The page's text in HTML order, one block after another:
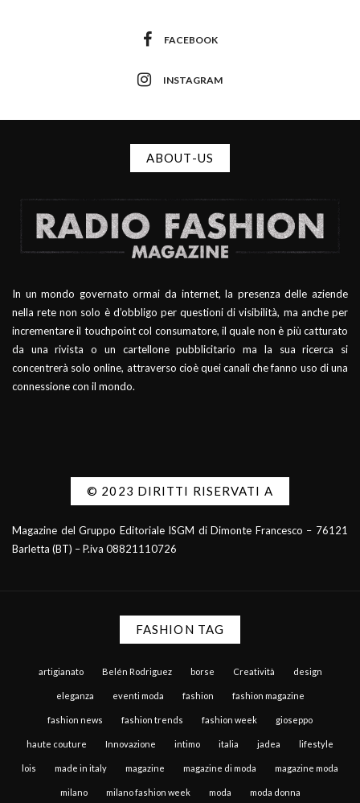
FACEBOOK
INSTAGRAM
ABOUT-US
In un mondo governato ormai da internet, la presenza delle aziende
nella rete non solo è d’obbligo per questioni di visibilità, ma anche per
incrementare il touchpoint col consumatore, il quale non è più catturato
da una rivista o un cartellone pubblicitario ma la sua ricerca si
concentrerà solo online, attraverso cioè quei canali che fanno uso di una
connessione con il mondo.
© 2023 DIRITTI RISERVATI A
Magazine del Gruppo Editoriale ISGM di Dimonte Francesco – 76121
Barletta (BT) – P.iva 08821110726
FASHION TAG
artigianato Belén Rodriguez borse Creatività design
eleganza eventi moda fashion fashion magazine
fashion news fashion trends fashion week gioseppo
haute couture Innovazione intimo italia jadea lifestyle
lois made in italy magazine magazine di moda magazine moda
milano milano fashion week moda moda donna